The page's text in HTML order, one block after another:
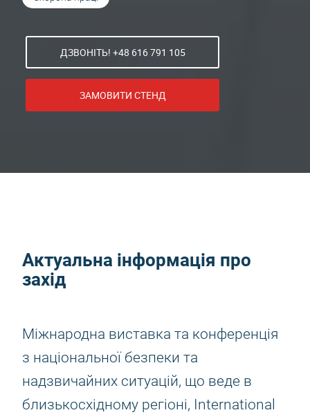
ДЗВОНІТЬ! +48 616 791 105
ЗАМОВИТИ СТЕНД
Актуальна інформація про
захід
Міжнародна виставка та конференція
з національної безпеки та
надзвичайних ситуацій, що веде в
близькосхідному регіоні, International